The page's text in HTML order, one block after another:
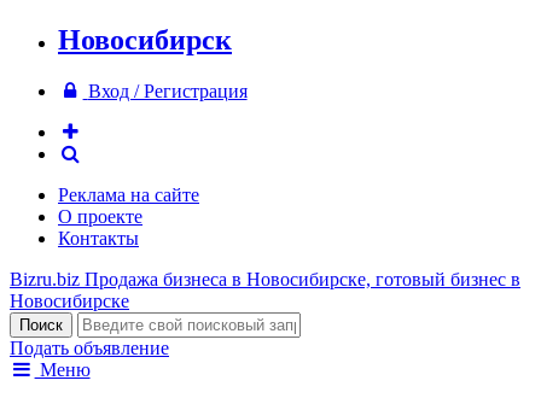
Новосибирск
Вход / Регистрация
Реклама на сайте
О проекте
Контакты
Bizru.biz Продажа бизнеса в Новосибирске, готовый бизнес в
Новосибирске
Подать объявление
Меню